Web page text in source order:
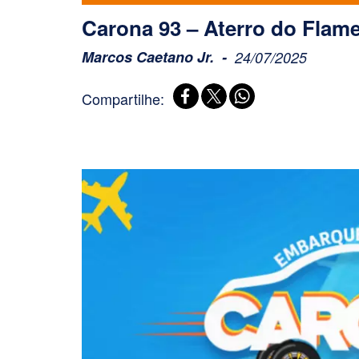
Carona 93 – Aterro do
Marcos Caetano Jr. 24/07/2025
Compartilhe: